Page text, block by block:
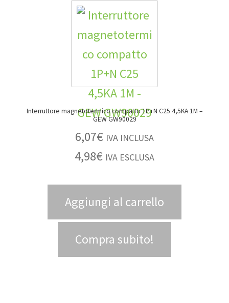
Interruttore magnetotermico compatto 1P+N C25 4,5KA 1M –
GEW GW90029
6,07€ IVA INCLUSA
4,98€ IVA ESCLUSA
Aggiungi al carrello
Compra subito!